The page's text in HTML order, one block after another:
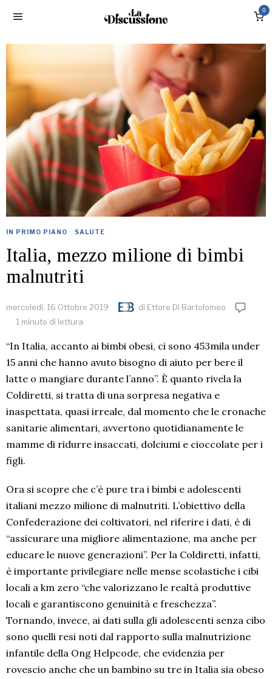
0
IN PRIMO PIANO · SALUTE
Italia, mezzo milione di bimbi
malnutriti
mercoledì, 16 Ottobre 2019 di Ettore Di Bartolomeo
1 minuto di lettura
“In Italia, accanto ai bimbi obesi, ci sono 453mila under
15 anni che hanno avuto bisogno di aiuto per bere il
latte o mangiare durante l’anno”. È quanto rivela la
Coldiretti, si tratta di una sorpresa negativa e
inaspettata, quasi irreale, dal momento che le cronache
sanitarie alimentari, avvertono quotidianamente le
mamme di ridurre insaccati, dolciumi e cioccolate per i
figli.
Ora si scopre che c’è pure tra i bimbi e adolescenti
italiani mezzo milione di malnutriti. L’obiettivo della
Confederazione dei coltivatori, nel riferire i dati, è di
“assicurare una migliore alimentazione, ma anche per
educare le nuove generazioni”. Per la Coldiretti, infatti,
è importante privilegiare nelle mense scolastiche i cibi
locali a km zero “che valorizzano le realtà produttive
locali e garantiscono genuinità e freschezza”.
Tornando, invece, ai dati sulla gli adolescenti senza cibo
sono quelli resi noti dal rapporto sulla malnutrizione
infantile della Ong Helpcode, che evidenzia per
rovescio anche che un bambino su tre in Italia sia obeso